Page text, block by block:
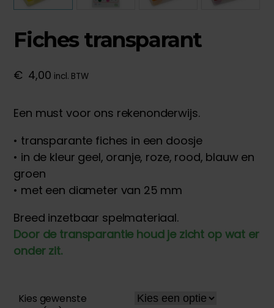
Fiches transparant
€ 4,00 incl. BTW
Een must voor ons rekenonderwijs.
• transparante fiches in een doosje
• in de kleur geel, oranje, roze, rood, blauw en
groen
• met een diameter van 25 mm
Breed inzetbaar spelmateriaal.
Door de transparantie houd je zicht op wat er
onder zit.
Kies gewenste